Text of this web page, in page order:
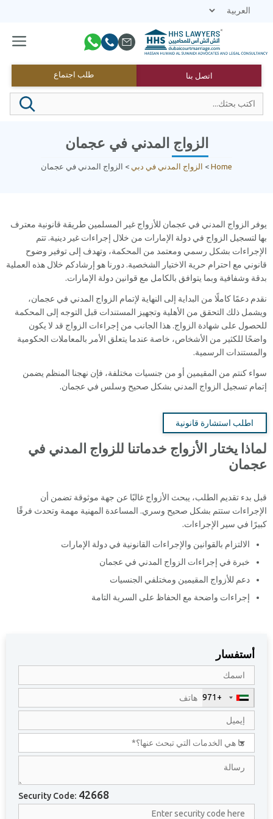
اتصل بنا طلب اجتماع
القائمة
الزواج المدني في عجمان
Home
> الزواج المدني في دبي > الزواج المدني في عجمان
يوفر الزواج المدني في عجمان للأزواج غير المسلمين طريقة قانونية معترف
بها لتسجيل الزواج في دولة الإمارات من خلال إجراءات غير دينية. تتم
الإجراءات بشكل رسمي ومعتمد من المحكمة، وتهدف إلى توفير وضوح
قانوني مع احترام حرية الاختيار الشخصية. دورنا هو إرشادكم خلال هذه العملية
بدقة وشفافية وبما يتوافق بالكامل مع قوانين دولة الإمارات.
نقدم دعمًا كاملًا من البداية إلى النهاية لإتمام الزواج المدني في عجمان،
ويشمل ذلك التحقق من الأهلية وتجهيز المستندات قبل التوجه إلى المحكمة
للحصول على شهادة الزواج. هذا الجانب من إجراءات الزواج قد لا يكون
واضحًا للكثير من الأشخاص، خاصة عندما يتعلق الأمر بالمعاملات الحكومية
والمستندات الرسمية.
سواء كنتم من المقيمين أو من جنسيات مختلفة، فإن نهجنا المنظم يضمن
إتمام تسجيل الزواج المدني بشكل صحيح وسلس في عجمان.
اطلب استشارة قانونية
لماذا يختار الأزواج خدماتنا للزواج المدني في
عجمان
قبل بدء تقديم الطلب، يبحث الأزواج غالبًا عن جهة موثوقة تضمن أن
الإجراءات ستتم بشكل صحيح وسري. المساعدة المهنية مهمة وتحدث فرقًا
كبيرًا في سير الإجراءات.
الالتزام بالقوانين والإجراءات القانونية في دولة الإمارات
خبرة في إجراءات الزواج المدني في عجمان
دعم للأزواج المقيمين ومختلفي الجنسيات
إجراءات واضحة مع الحفاظ على السرية التامة
أستفسار
U
n
i
t
e
a
b
+971
Security Code: 42668